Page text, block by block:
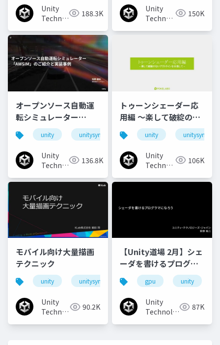
Unity
Technologies188.3K
Unity
Technologies150K
オープンソース自動運
転シミュレーター
「AWSIM」のご紹介と
実装事例
unity unitysync
Unity
Technologies136.8K
トゥーンシェーダー応
用編 ～楽して破綻のな
いアウトラインを目指
して～
unity unitysync
Unity
Technologies106K
モバイル向け大量描画
テクニック
unity unitysync
Unity
Technologies90.2K
【Unity道場 2月】シェ
ーダを書けるプログラ
マになろう
gpu unity
Unity
Technologies 87K